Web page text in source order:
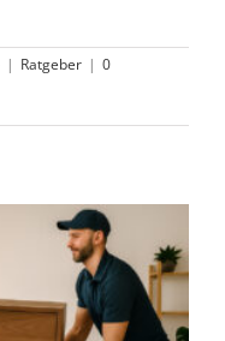
| Ratgeber | 0